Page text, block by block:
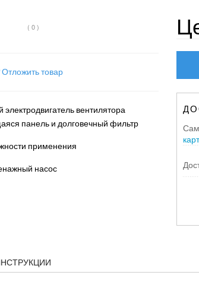
( 0 )
Отложить товар
электродвигатель вентилятора
панель и долговечный фильтр
применения
насос